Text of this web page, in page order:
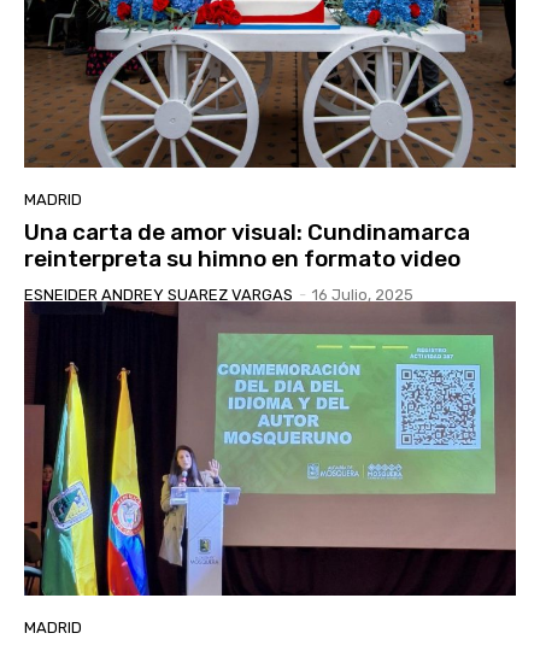
MADRID
Una carta de amor visual: Cundinamarca
reinterpreta su himno en formato video
ESNEIDER ANDREY SUAREZ VARGAS - 16 Julio, 2025
MADRID